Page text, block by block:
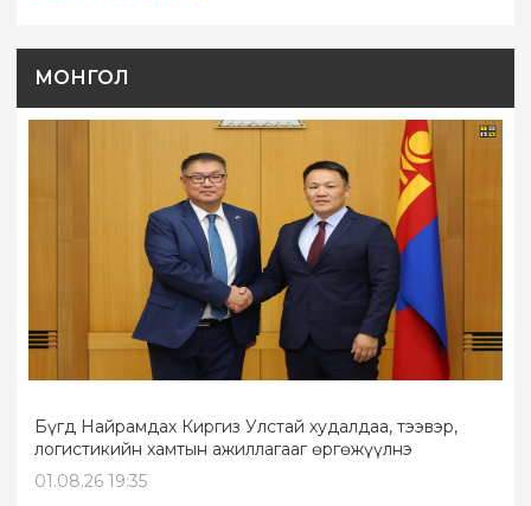
МОНГОЛ
Бүгд Найрамдах Киргиз Улстай худалдаа, тээвэр,
логистикийн хамтын ажиллагааг өргөжүүлнэ
01.08.26 19:35